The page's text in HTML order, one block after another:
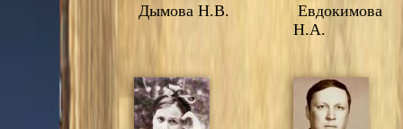
Дымова Н.В.
Евдокимова
Н.А.